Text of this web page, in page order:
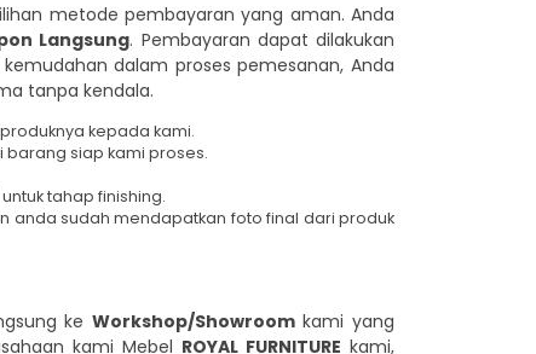
metode pembayaran yang aman. Anda
Langsung. Pembayaran dapat dilakukan
dalam proses pemesanan, Anda
tanpa kendala.
kepada kami.
siap kami proses.
untuk tahap finishing.
anda sudah mendapatkan foto final dari produk
ke Workshop/Showroomkami yang
kami Mebel ROYAL FURNITURE kami,